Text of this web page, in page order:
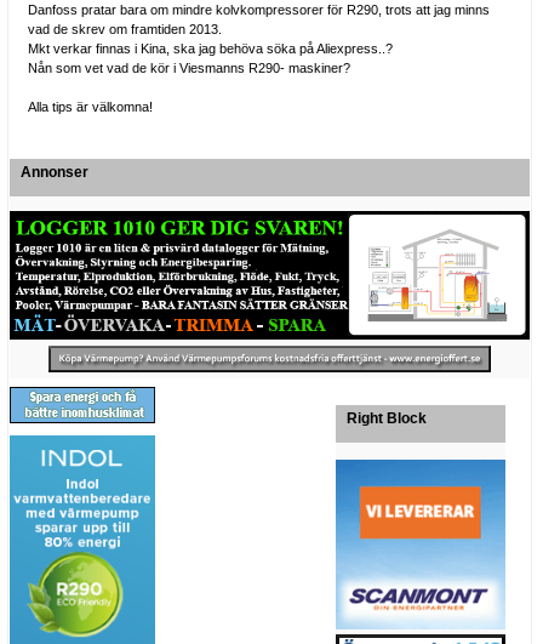
Danfoss pratar bara om mindre kolvkompressorer för R290, trots att jag minns
vad de skrev om framtiden 2013.
Mkt verkar finnas i Kina, ska jag behöva söka på Aliexpress..?
Nån som vet vad de kör i Viesmanns R290- maskiner?
Alla tips är välkomna!
Annonser
Right Block